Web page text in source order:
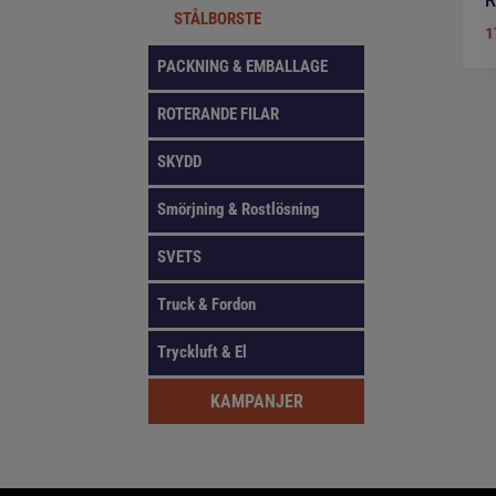
STÅLBORSTE
PACKNING & EMBALLAGE
ROTERANDE FILAR
SKYDD
Smörjning & Rostlösning
SVETS
Truck & Fordon
Tryckluft & El
KAMPANJER